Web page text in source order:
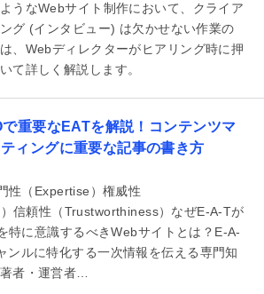
うなWebサイト制作において、クライア
グ (インタビュー) は欠かせない作業の
、Webディレクターがヒアリング時に押
て詳しく解説します。
重要なEATを解説！コンテンツマ
ィングに重要な記事の書き方
性（Expertise）権威性
信頼性（Trustworthiness）なぜE-A-Tが
特に意識するべきWebサイトとは？E-A-
ンルに特化する一次情報を伝える専門知
者・運営者…